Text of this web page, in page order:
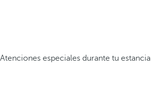
Atenciones especiales durante tu estancia